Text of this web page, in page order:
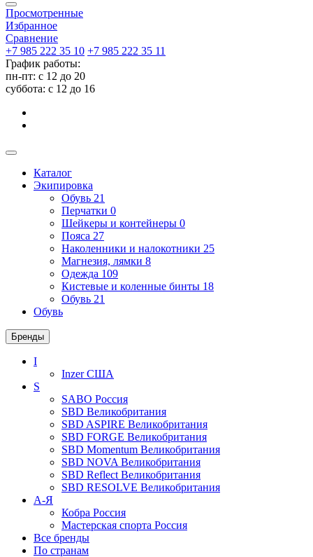
Просмотренные
Избранное
Сравнение
+7 985 222 35 10 +7 985 222 35 11
График работы:
пн-пт: с 12 до 20
суббота: c 12 до 16
Каталог
Экипировка
Обувь 21
Перчатки 0
Шейкеры и контейнеры 0
Пояса 27
Наколенники и налокотники 25
Магнезия, лямки 8
Одежда 109
Кистевые и коленные бинты 18
Обувь 21
Обувь
Бренды
I
InzerСША
S
SABO Россия
SBD Великобритания
SBD ASPIRE Великобритания
SBD FORGE Великобритания
SBD Momentum Великобритания
SBD NOVA Великобритания
SBD Reflect Великобритания
SBD RESOLVE Великобритания
А-Я
Кобра Россия
Мастерская спорта Россия
Все бренды
По странам